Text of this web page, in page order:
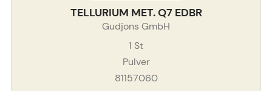
TELLURIUM MET. Q7 EDBR
Gudjons GmbH
1 St
Pulver
81157060